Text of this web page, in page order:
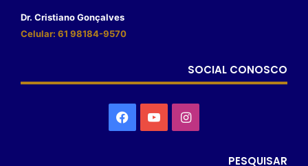
Dr. Cristiano Gonçalves
Celular: 61 98184-9570
SOCIAL CONOSCO
PESQUISAR